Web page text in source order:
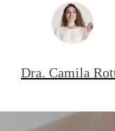
Dra. Camila